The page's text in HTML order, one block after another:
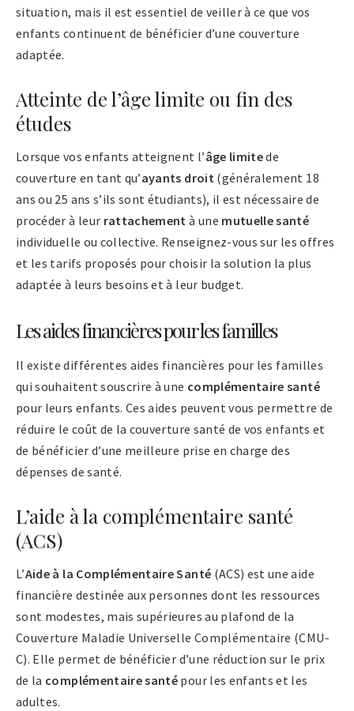
situation, mais il est essentiel de veiller à ce que vos
enfants continuent de bénéficier d’une couverture
adaptée.
Atteinte de l’âge limite ou fin des
études
Lorsque vos enfants atteignent l’âge limitede
couverture en tant qu’ayants droit(généralement 18
ans ou 25 ans s’ils sont étudiants), il est nécessaire de
procéder à leur rattachement à une mutuelle santé
individuelle ou collective. Renseignez-vous sur les offres
et les tarifs proposés pour choisir la solution la plus
adaptée à leurs besoins et à leur budget.
Les aides financières pour les familles
Il existe différentes aides financières pour les familles
qui souhaitent souscrire à une complémentaire santé
pour leurs enfants. Ces aides peuvent vous permettre de
réduire le coût de la couverture santé de vos enfants et
de bénéficier d’une meilleure prise en charge des
dépenses de santé.
L’aide à la complémentaire santé
(ACS)
L’Aide à la Complémentaire Santé (ACS) est une aide
financière destinée aux personnes dont les ressources
sont modestes, mais supérieures au plafond de la
Couverture Maladie Universelle Complémentaire (CMU-
C). Elle permet de bénéficier d’une réduction sur le prix
de la complémentaire santé pour les enfants et les
adultes.